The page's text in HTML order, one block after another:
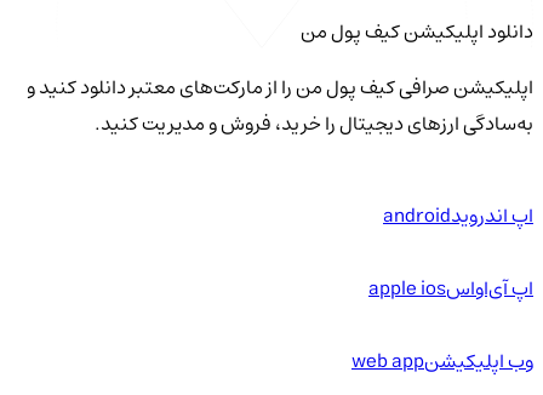
دانلود اپلیکیشن کیف‌ پول من
اپلیکیشن صرافی کیف پول من را از مارکت‌های معتبر دانلود کنید و
به‌سادگی ارزهای دیجیتال را خرید، فروش و مدیریت کنید.
اپ اندرویدandroid
اپ آی‌او‌اسapple ios
وب اپلیکیشنweb app